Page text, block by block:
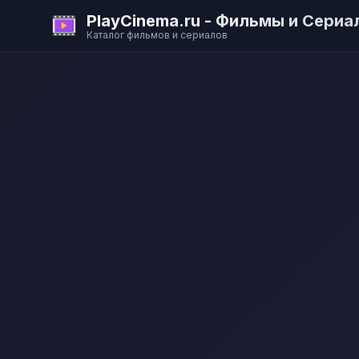
PlayCinema.ru - Фильмы и
Каталог фильмов и сериалов